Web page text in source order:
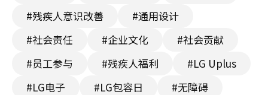
#残疾人意识改善
#通用设计
#社会责任
#企业文化
#社会贡献
#员工参与
#残疾人福利
#LG Uplus
#LG电子
#LG包容日
#无障碍